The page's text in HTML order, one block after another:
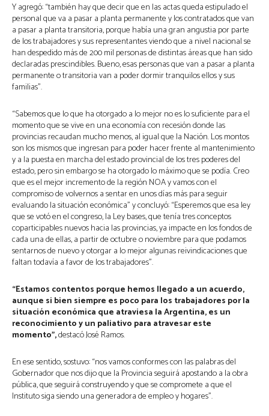
Y agregó: “también hay que decir que en las actas queda estipulado el
personal que va a pasar a planta permanente y los contratados que van
a pasar a planta transitoria, porque había una gran angustia por parte
de los trabajadores y sus representantes viendo que a nivel nacional se
han despedido más de 200 mil personas de distintas áreas que han sido
declaradas prescindibles. Bueno, esas personas que van a pasar a planta
permanente o transitoria van a poder dormir tranquilos ellos y sus
familias”.
“Sabemos que lo que ha otorgado a lo mejor no es lo suficiente para el
momento que se vive en una economía con recesión donde las
provincias recaudan mucho menos, al igual que la Nación. Los montos
son los mismos que ingresan para poder hacer frente al mantenimiento
y a la puesta en marcha del estado provincial de los tres poderes del
estado, pero sin embargo se ha otorgado lo máximo que se podía. Creo
que es el mejor incremento de la región NOA y vamos con el
compromiso de volvernos a sentar en unos días más para seguir
evaluando la situación económica” y concluyó: “Esperemos que esa ley
que se votó en el congreso, la Ley bases, que tenía tres conceptos
coparticipables nuevos hacia las provincias, ya impacte en los fondos de
cada una de ellas, a partir de octubre o noviembre para que podamos
sentarnos de nuevo y otorgar a lo mejor algunas reivindicaciones que
faltan todavía a favor de los trabajadores”.
“Estamos contentos porque hemos llegado a un acuerdo,
aunque si bien siempre es poco para los trabajadores por la
situación económica que atraviesa la Argentina, es un
reconocimiento y un paliativo para atravesar este
momento”,destacó José Ramos.
En ese sentido, sostuvo: “nos vamos conformes con las palabras del
Gobernador que nos dijo que la Provincia seguirá apostando a la obra
pública, que seguirá construyendo y que se compromete a que el
Instituto siga siendo una generadora de empleo y hogares”.